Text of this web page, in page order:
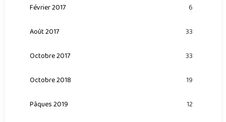
Février 2017 6
Août 2017 33
Octobre 2017 33
Octobre 2018 19
Pâques 2019 12